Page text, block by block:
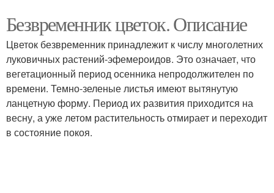
Безвременник цветок. Описание
Цветок безвременник принадлежит к числу многолетних
луковичных растений-эфемероидов. Это означает, что
вегетационный период осенника непродолжителен по
времени. Темно-зеленые листья имеют вытянутую
ланцетную форму. Период их развития приходится на
весну, а уже летом растительность отмирает и переходит
в состояние покоя.